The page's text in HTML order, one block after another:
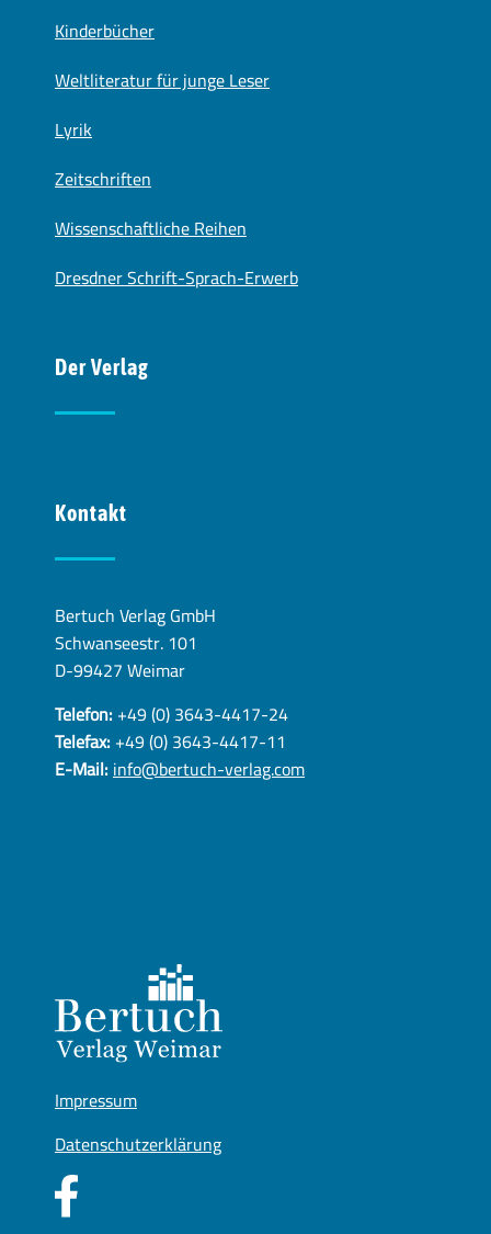
Kinderbücher
Weltliteratur für junge Leser
Lyrik
Zeitschriften
Wissenschaftliche Reihen
Dresdner Schrift-Sprach-Erwerb
Der Verlag
Kontakt
Bertuch Verlag GmbH
Schwanseestr. 101
D-99427 Weimar
Telefon:+49 (0) 3643-4417-24
Telefax:+49 (0) 3643-4417-11
E-Mail:info@bertuch-verlag.com
Impressum
Datenschutzerklärung